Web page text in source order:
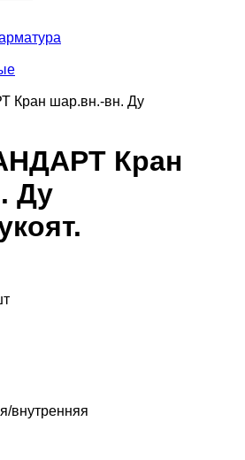
Кран шар.вн.-вн. Ду
Кран
Ду
внутренняя